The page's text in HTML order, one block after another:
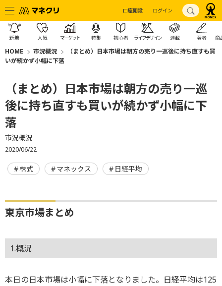
口座開設 ログイン
新着 人気 マーケット 特集 初心者 ライフデザイン 連載 著者 商
HOME 市況概況
（まとめ）日本市場は朝方の売り一巡後に持ち直すも買
いが続かず小幅に下落
（まとめ）日本市場は朝方の売り一巡
後に持ち直すも買いが続かず小幅に下
落
市況概況
2020/06/22
株式 マネックス 日経平均
東京市場まとめ
1.概況
本日の日本市場は小幅に下落となりました。日経平均は125